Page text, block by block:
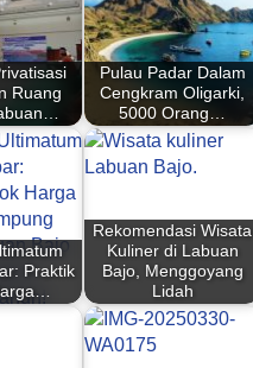
Ruang
Pulau Padar Dalam
Cengkram Oligarki,
5000 Orang…
Praktik
Rekomendasi Wisata
Kuliner di Labuan
Bajo, Menggoyang
Lidah